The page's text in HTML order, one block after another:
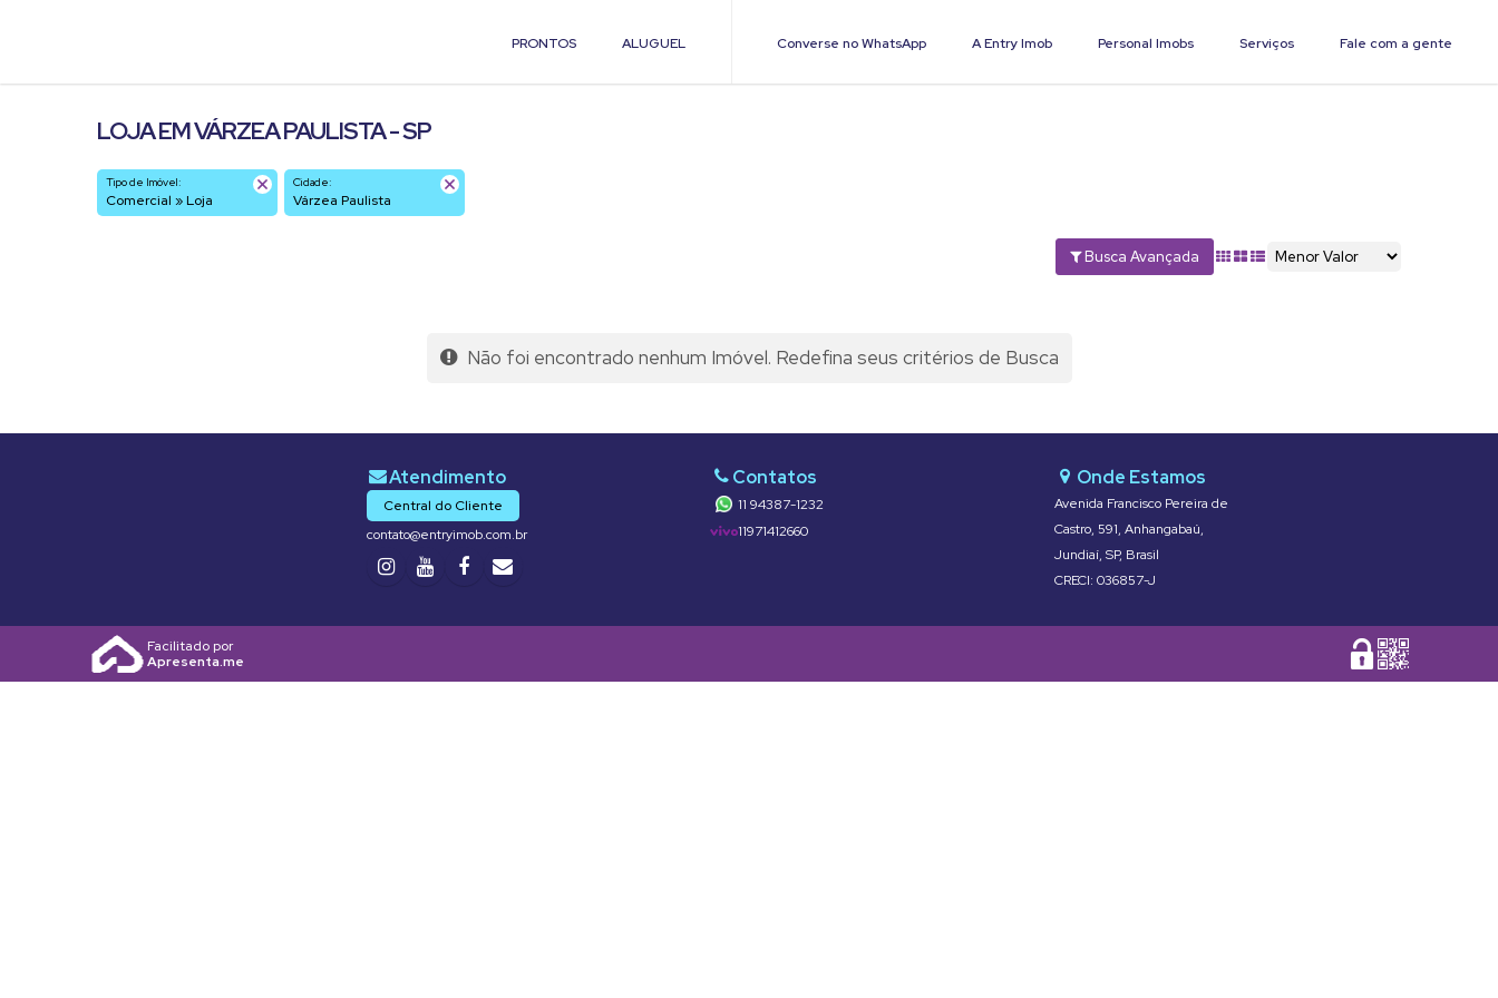
Converse no WhatsApp A Entry Imob Personal Imobs Serviços Fale com a gente
ALUGUEL
PRONTOS
LOJA EM VÁRZEA PAULISTA - SP
Tipo de Imóvel:
Comercial » Loja
Cidade:
Várzea Paulista
Busca Avançada
Não foi encontrado nenhum Imóvel. Redefina seus critérios de Busca
Central do Cliente
contato@entryimob.com.br
11 94387-1232
11971412660
Avenida Francisco Pereira de
Castro, 591, Anhangabaú,
Jundiaí, SP, Brasil
CRECI: 036857-J